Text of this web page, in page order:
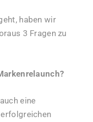
haben wir
3 Fragen zu
eine